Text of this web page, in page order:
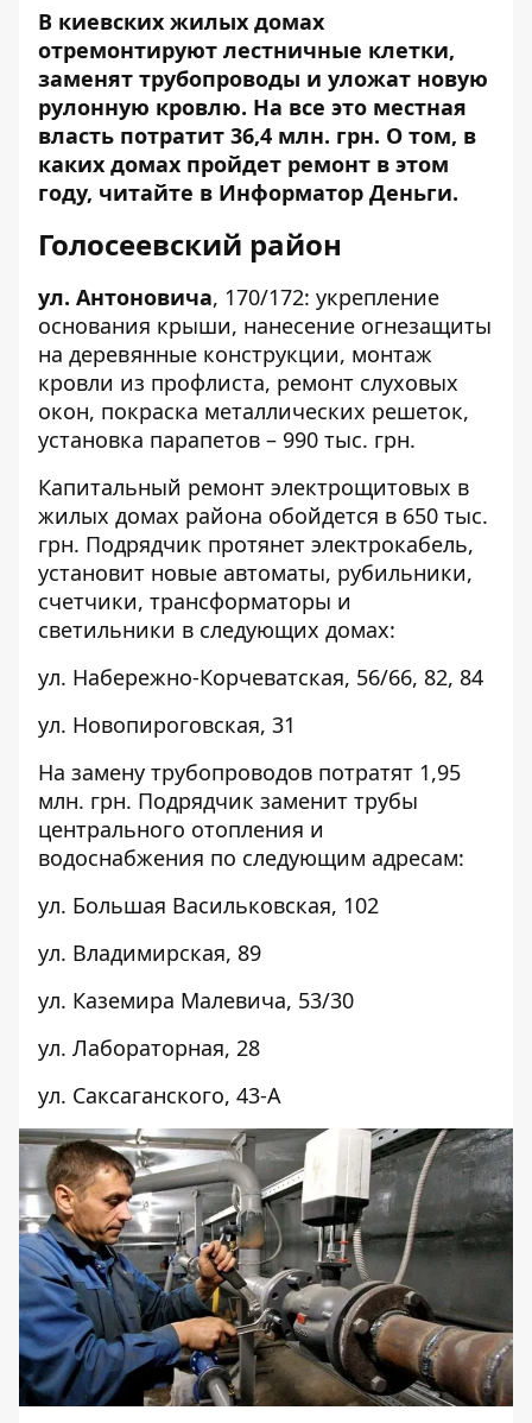
В киевских жилых домах
отремонтируют лестничные клетки,
заменят трубопроводы и уложат новую
рулонную кровлю. На все это местная
власть потратит 36,4 млн. грн. О том, в
каких домах пройдет ремонт в этом
году, читайте в Информатор Деньги.
Голосеевский район
ул. Антоновича, 170/172: укрепление
основания крыши, нанесение огнезащиты
на деревянные конструкции, монтаж
кровли из профлиста, ремонт слуховых
окон, покраска металлических решеток,
установка парапетов – 990 тыс. грн.
Капитальный ремонт электрощитовых в
жилых домах района обойдется в 650 тыс.
грн. Подрядчик протянет электрокабель,
установит новые автоматы, рубильники,
счетчики, трансформаторы и
светильники в следующих домах:
ул. Набережно-Корчеватская, 56/66, 82, 84
ул. Новопироговская, 31
На замену трубопроводов потратят 1,95
млн. грн. Подрядчик заменит трубы
центрального отопления и
водоснабжения по следующим адресам:
ул. Большая Васильковская, 102
ул. Владимирская, 89
ул. Каземира Малевича, 53/30
ул. Лабораторная, 28
ул. Саксаганского, 43-А